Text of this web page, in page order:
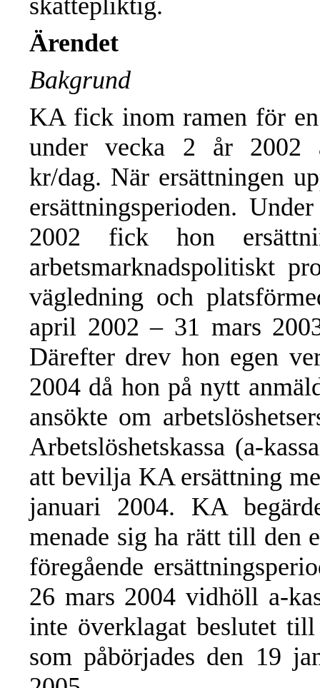
skattepliktig.
Ärendet
Bakgrund
KA fick inom ramen för en
under vecka 2 år 2002
kr/dag. När ersättningen
ersättningsperioden.
2002 fick hon
arbetsmarknadspolitiskt
vägledning och
april 2002 – 31 mars
Därefter drev hon egen
2004 då hon på nytt
ansökte om
Arbetslöshetskassa (a-
att bevilja KA ersättning
januari 2004. KA
menade sig ha rätt till den
föregående
26 mars 2004 vidhöll a-
inte överklagat beslutet till
som påbörjades den 19